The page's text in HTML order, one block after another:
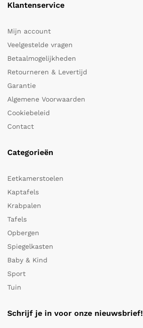
Klantenservice
Mijn account
Veelgestelde vragen
Betaalmogelijkheden
Retourneren & Levertijd
Garantie
Algemene Voorwaarden
Cookiebeleid
Contact
Categorieën
Eetkamerstoelen
Kaptafels
Krabpalen
Tafels
Opbergen
Spiegelkasten
Baby & Kind
Sport
Tuin
Schrijf je in voor onze nieuwsbrief!